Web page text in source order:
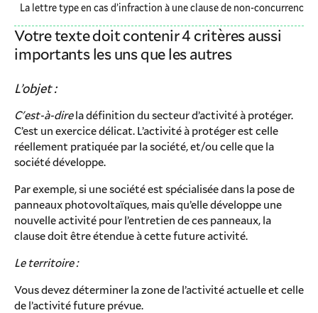
La lettre type en cas d’infraction à une clause de non-concurrence
Votre texte doit contenir 4 critères aussi
importants les uns que les autres
L’objet :
C'est-à-direla définition du secteur d’activité à protéger.
C’est un exercice délicat. L’activité à protéger est celle
réellement pratiquée par la société, et/ou celle que la
société développe.
Par exemple, si une société est spécialisée dans la pose de
panneaux photovoltaïques, mais qu’elle développe une
nouvelle activité pour l’entretien de ces panneaux, la
clause doit être étendue à cette future activité.
Le territoire :
Vous devez déterminer la zone de l’activité actuelle et celle
de l’activité future prévue.